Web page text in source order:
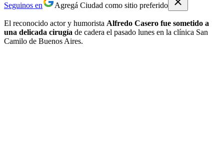
Seguinos en Agregá Ciudad como sitio preferido
El reconocido actor y humorista Alfredo Casero fue sometido a
una delicada cirugía de cadera el pasado lunes en la clínica San
Camilo de Buenos Aires.